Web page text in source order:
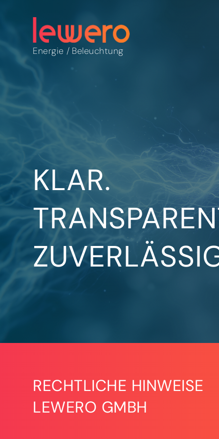
Energie / Beleuchtung
KLAR.
RECHTLICHE HINWEISE
LEWERO GMBH